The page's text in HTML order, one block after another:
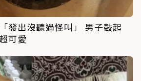
發出沒聽過怪叫」 男子鼓起
可愛